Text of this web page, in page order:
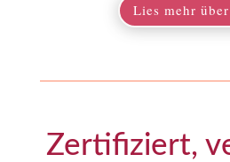
Lies mehr
Zertifiziert,